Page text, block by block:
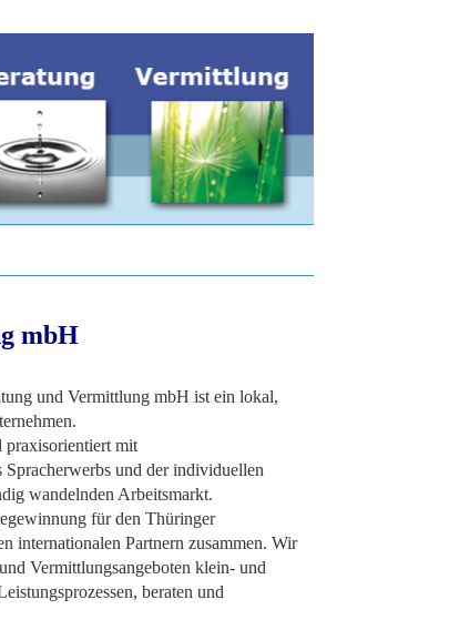
mbH
und Vermittlung mbH ist ein lokal,
praxisorientiert mit
und der individuellen
wandelnden Arbeitsmarkt.
für den Thüringer
internationalen Partnern zusammen. Wir
Vermittlungsangeboten klein- und
beraten und